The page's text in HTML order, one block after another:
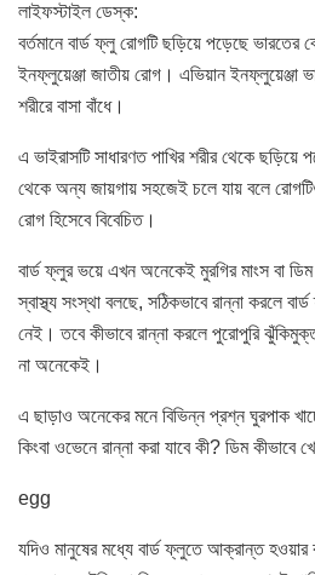
লাইফস্টাইল ডেস্ক:
বর্তমানে বার্ড ফ্লু রোগটি ছড়িয়ে পড়েছে ভারতের
ইনফ্লুয়েঞ্জা জাতীয় রোগ। এভিয়ান ইনফ্লুয়েঞ্জা
শরীরে বাসা বাঁধে।
এ ভাইরাসটি সাধারণত পাখির শরীর থেকে
থেকে অন্য জায়গায় সহজেই চলে যায় বলে
রোগ হিসেবে বিবেচিত।
বার্ড ফ্লুর ভয়ে এখন অনেকেই মুরগির মাংস বা
স্বাস্থ্য সংস্থা বলছে, সঠিকভাবে রান্না করলে
নেই। তবে কীভাবে রান্না করলে পুরোপুরি
না অনেকেই।
এ ছাড়াও অনেকের মনে বিভিন্ন প্রশ্ন ঘুরপাক
কিংবা ওভেনে রান্না করা যাবে কী? ডিম কীভাবে
egg
যদিও মানুষের মধ্যে বার্ড ফ্লুতে আক্রান্ত